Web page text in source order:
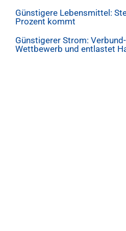
Günstigere Lebensmittel:
Prozent kommt
Günstigerer Strom:
Wettbewerb und entlastet